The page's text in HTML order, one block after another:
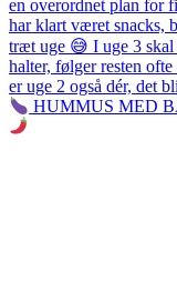
HUMMUS MED